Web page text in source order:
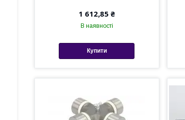
1 612,85 ₴
В наявності
Купити